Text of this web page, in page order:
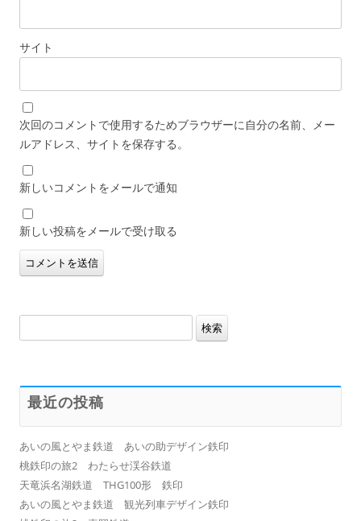
サイト
次回のコメントで使用するためブラウザーに自分の名前、メー
ルアドレス、サイトを保存する。
新しいコメントをメールで通知
新しい投稿をメールで受け取る
索:
最近の投稿
あいの風とやま鉄道 あいの助デザイン鉄印
桃鉄印の旅2 わたらせ渓谷鉄道
天竜浜名湖鉄道 THG100形 鉄印
あいの風とやま鉄道 観光列車デザイン鉄印